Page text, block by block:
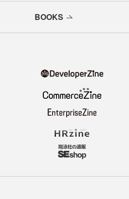
BOOKS